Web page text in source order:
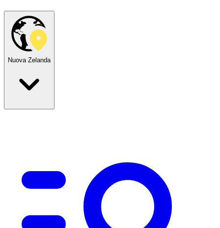
Nuova Zelanda